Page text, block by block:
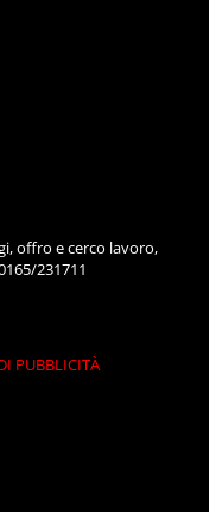
offro e cerco lavoro,
231711
PUBBLICITÀ